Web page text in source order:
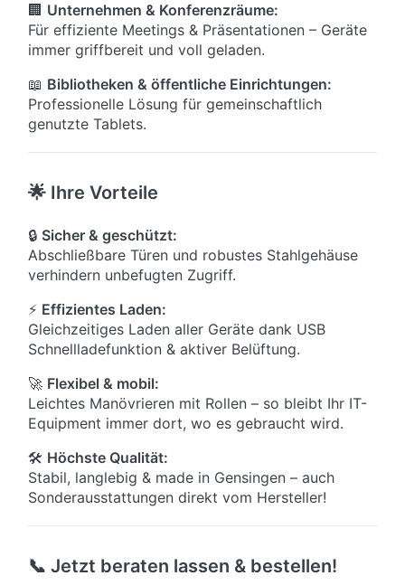
🏢 Unternehmen & Konferenzräume:
Für effiziente Meetings & Präsentationen – Geräte
immer griffbereit und voll geladen.
📖 Bibliotheken & öffentliche Einrichtungen:
Professionelle Lösung für gemeinschaftlich
genutzte Tablets.
🌟 Ihre Vorteile
🔒 Sicher & geschützt:
Abschließbare Türen und robustes Stahlgehäuse
verhindern unbefugten Zugriff.
⚡ Effizientes Laden:
Gleichzeitiges Laden aller Geräte dank USB
Schnellladefunktion & aktiver Belüftung.
🚀 Flexibel & mobil:
Leichtes Manövrieren mit Rollen – so bleibt Ihr IT-
Equipment immer dort, wo es gebraucht wird.
🛠 Höchste Qualität:
Stabil, langlebig & made in Gensingen – auch
Sonderausstattungen direkt vom Hersteller!
📞 Jetzt beraten lassen & bestellen!